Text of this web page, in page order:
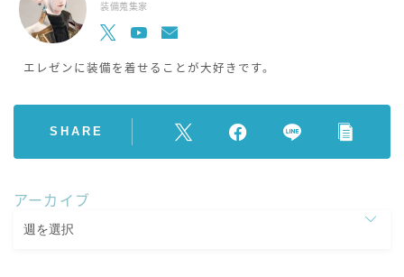
装備蒐集家
エレゼンに装備を着せることが大好きです。
SHARE
アーカイブ